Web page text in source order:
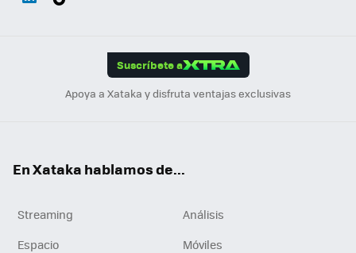
Suscríbete a
Apoya a Xataka y disfruta ventajas exclusivas
En Xataka hablamos de...
Streaming
Análisis
Espacio
Móviles